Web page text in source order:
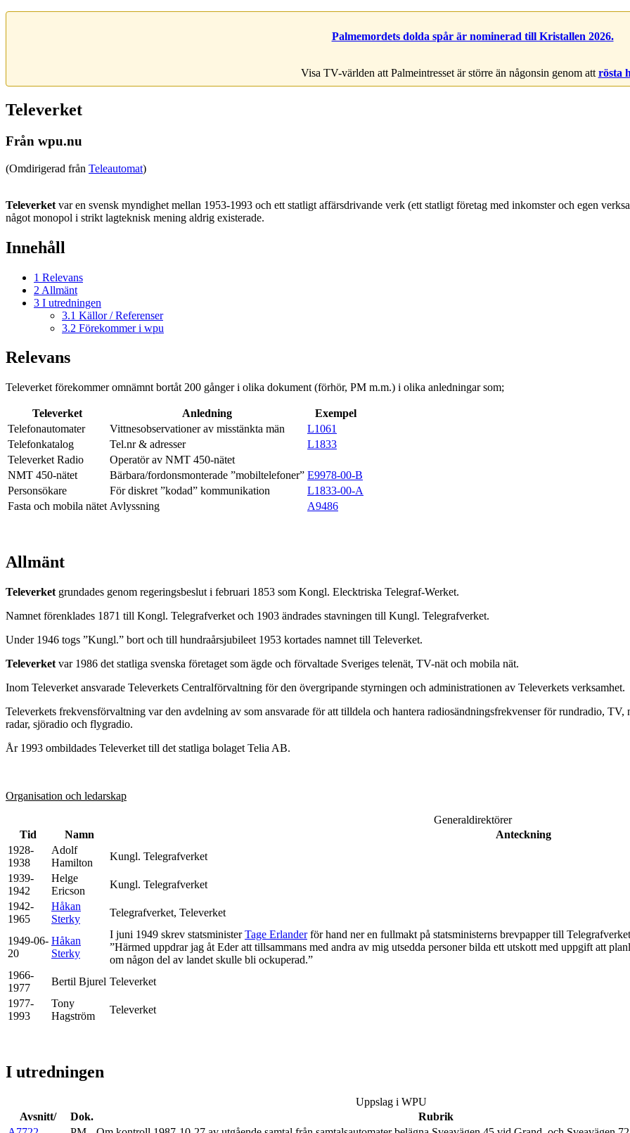
Palmemordets dolda spår är nominerad till Kristallen 2026.
Visa TV-världen att Palmeintresset är större än någonsin genom att rösta
Televerket
Från wpu.nu
(Omdirigerad från Teleautomat)
Televerket var en svensk myndighet mellan 1953-1993 och ett statligt affärsdrivande verk (ett statligt företag med inkomster och egen
något monopol i strikt lagteknisk mening aldrig existerade.
Innehåll
1 Relevans
2 Allmänt
3 I utredningen
3.1 Källor / Referenser
3.2 Förekommer i wpu
Relevans
Televerket förekommer omnämnt bortåt 200 gånger i olika dokument (förhör, PM m.m.) i olika anledningar som;
Televerket Anledning
Exempel
Telefonautomater
Vittnesobservationer av misstänkta män
L1061
Telefonkatalog
Tel.nr & adresser
L1833
Televerket Radio
Operatör av NMT 450-nätet
NMT 450-nätet
Bärbara/fordonsmonterade ”mobiltelefoner” E9978-00-B
Personsökare
För diskret ”kodad” kommunikation
L1833-00-A
Fasta och mobila nätet Avlyssning A9486
Allmänt
Televerket grundades genom regeringsbeslut i februari 1853 som Kongl. Elecktriska Telegraf-Werket.
Namnet förenklades 1871 till Kongl. Telegrafverket och 1903 ändrades stavningen till Kungl. Telegrafverket.
Under 1946 togs ”Kungl.” bort och till hundraårsjubileet 1953 kortades namnet till Televerket.
Televerket var 1986 det statliga svenska företaget som ägde och förvaltade Sveriges telenät, TV-nät och mobila nät.
Inom Televerket ansvarade Televerkets Centralförvaltning för den övergripande styrningen och administrationen av Televerkets verksamhet.
Televerkets frekvensförvaltning var den avdelning av som ansvarade för att tilldela och hantera radiosändningsfrekvenser för rundradio,
radar, sjöradio och flygradio.
År 1993 ombildades Televerket till det statliga bolaget Telia AB.
Organisation och ledarskap
Generaldirektörer
Tid
Namn
Anteckning
1928-
1938
Adolf
Hamilton
Kungl. Telegrafverket
1939-
1942
Helge
Ericson
Kungl. Telegrafverket
1942-
1965
Håkan
Sterky
Telegrafverket, Televerket
1949-06-
20
Håkan
Sterky
I juni 1949 skrev statsministerTage Erlanderför hand ner en fullmakt på statsministerns brevpapper till
”Härmed uppdrar jag åt Eder att tillsammans med andra av mig utsedda personer bilda ett utskott med uppgift att
om någon del av landet skulle bli ockuperad.”
1966-
1977
Bertil Bjurel Televerket
1977-
1993
Tony
Hagström
Televerket
I utredningen
Uppslag i WPU
Avsnitt/
Dok.
Rubrik